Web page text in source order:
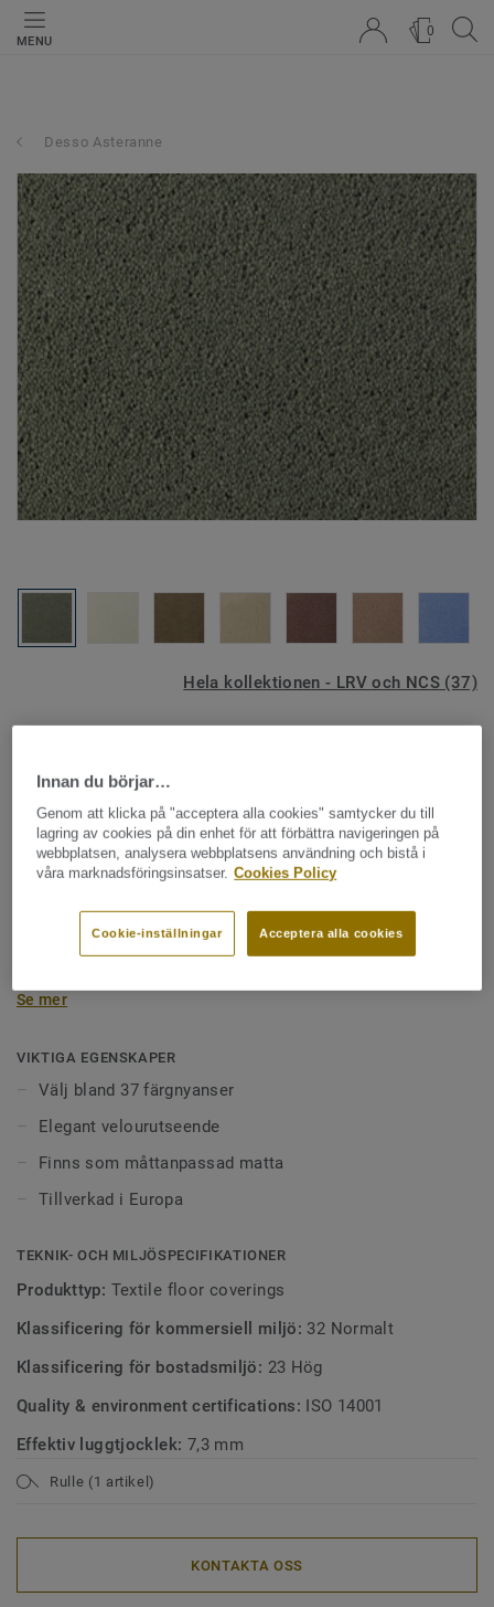
MENU
0
Desso Asteranne
Hela kollektionen - LRV och NCS (37)
Desso Asteranne - Asteranne
A411 2903
som passar perfekt för att skapa ett stilfullt intryck i
kommersiella miljöer. Den breda färgpaletten med 37
nedtonade beige- och gråskalor – idealiska för allt från
Se mer
VIKTIGA EGENSKAPER
Välj bland 37 färgnyanser
Elegant velourutseende
Finns som måttanpassad matta
Tillverkad i Europa
TEKNIK- OCH MILJÖSPECIFIKATIONER
Produkttyp: Textile floor coverings
Klassificering för kommersiell miljö: 32 Normalt
Klassificering för bostadsmiljö: 23 Hög
Quality & environment certifications: ISO 14001
Effektiv luggtjocklek: 7,3 mm
Rulle (1 artikel)
KONTAKTA OSS
Innan du börjar…
Genom att klicka på "acceptera alla cookies" samtycker du till
lagring av cookies på din enhet för att förbättra navigeringen på
webbplatsen, analysera webbplatsens användning och bistå i
våra marknadsföringsinsatser. Cookies Policy
Acceptera alla cookies
Cookie-inställningar